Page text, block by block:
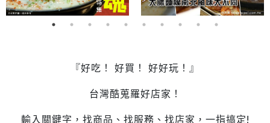
『好吃！ 好買！ 好好玩！』
台灣酷蒐羅好店家！
輸入關鍵字， 找商品、找服務、找店家 ，一指搞定!